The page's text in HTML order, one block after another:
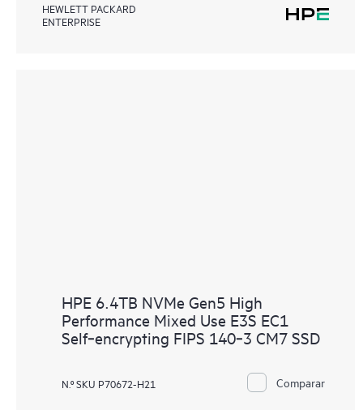
HEWLETT PACKARD
ENTERPRISE
HPE 6.4TB NVMe Gen5 High
Performance Mixed Use E3S EC1
Self‑encrypting FIPS 140‑3 CM7 SSD
N.º SKU P70672-H21 Comparar